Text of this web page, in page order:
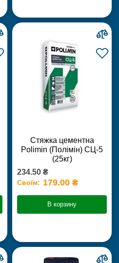
Стяжка цементна
Polimin (Полімін) СЦ-5
(25кг)
234.50 ₴
Своїм: 179.00 ₴
В корзину